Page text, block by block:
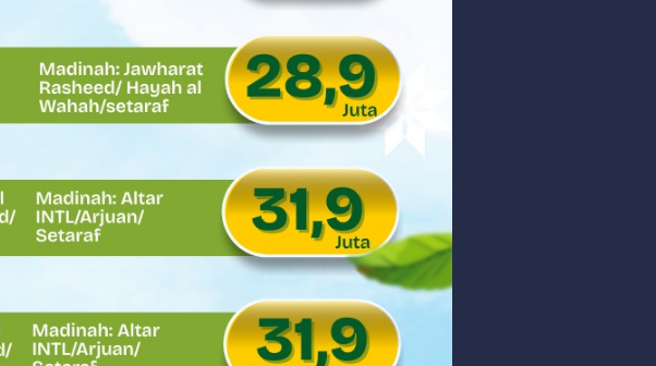
Penjelasan Tim Penyidik Kejaksaan Tinggi Sumbar
Tata Kelola
Berjalan Tanpa PHK Massal
WUJUD NYATA KEPEDULIAN TNI UNTUK MASYARAKAT
Kepulauan Mentawai